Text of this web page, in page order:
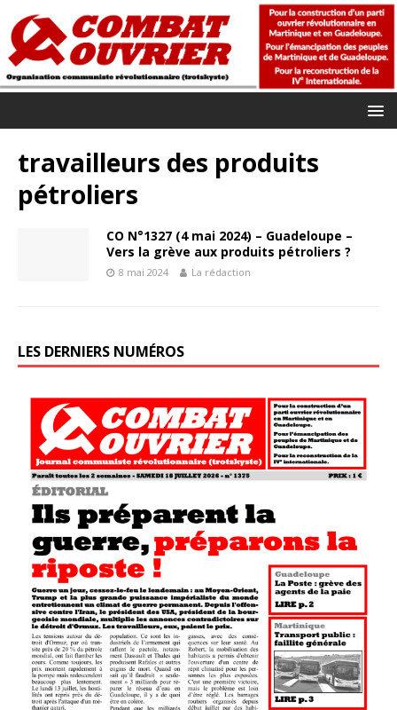
travailleurs des produits
pétroliers
CO N°1327 (4 mai 2024) – Guadeloupe –
Vers la grève aux produits pétroliers ?
8 mai 2024 La rédaction
LES DERNIERS NUMÉROS